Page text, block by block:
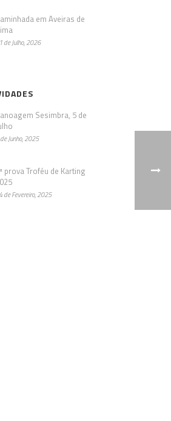
em Aveiras de
de Julho, 2026
Sesimbra, 5 de
Junho, 2025
prova Troféu de Karting
de Fevereiro, 2025